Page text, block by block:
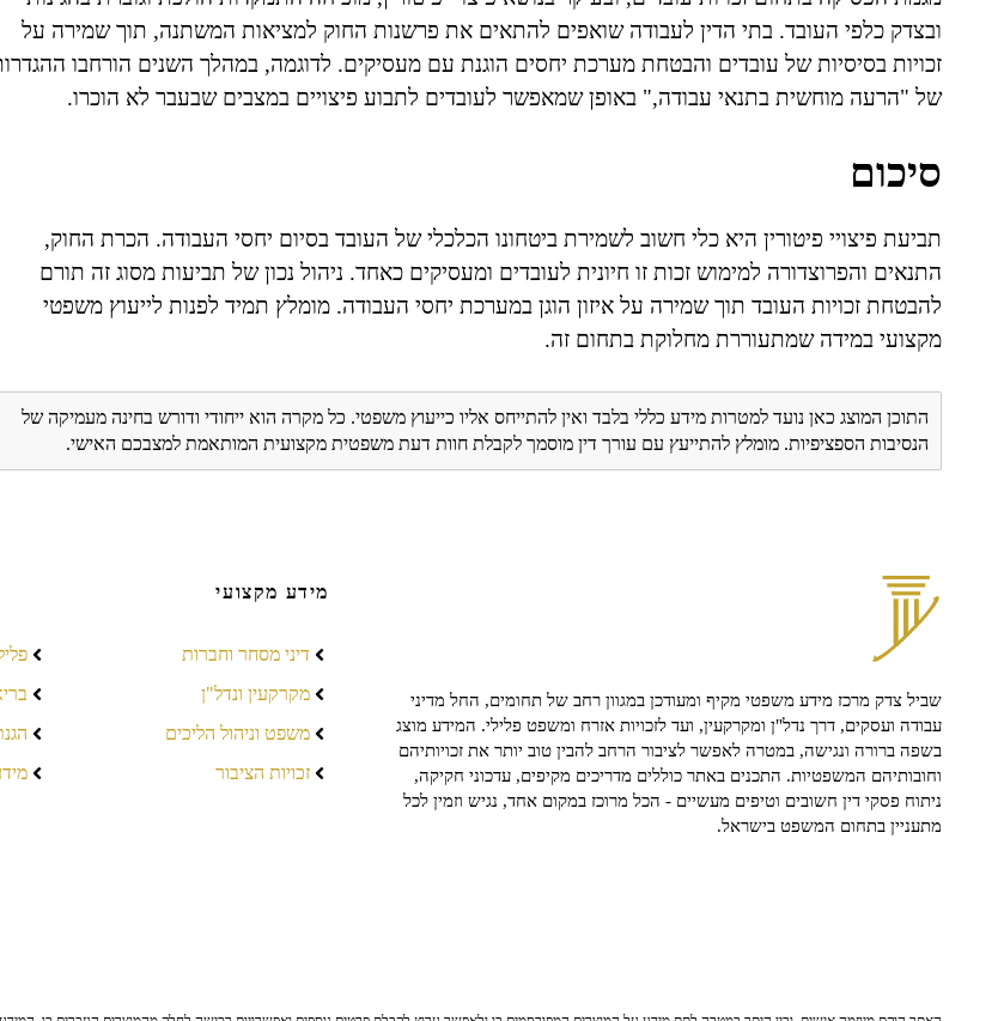
ובצדק כלפי העובד. בתי הדין לעבודה שואפים להתאים את פרשנות החוק למציאות המשתנה, תוך שמירה על
זכויות בסיסיות של עובדים והבטחת מערכת יחסים הוגנת עם מעסיקים. לדוגמה, במהלך השנים הורחבו
של "הרעה מוחשית בתנאי עבודה," באופן שמאפשר לעובדים לתבוע פיצויים במצבים שבעבר לא הוכרו.
סיכום
תביעת פיצויי פיטורין היא כלי חשוב לשמירת ביטחונו הכלכלי של העובד בסיום יחסי העבודה. הכרת החוק,
התנאים והפרוצדורה למימוש זכות זו חיונית לעובדים ומעסיקים כאחד. ניהול נכון של תביעות מסוג זה תורם
להבטחת זכויות העובד תוך שמירה על איזון הוגן במערכת יחסי העבודה. מומלץ תמיד לפנות לייעוץ משפטי
מקצועי במידה שמתעוררת מחלוקת בתחום זה.
התוכן המוצג כאן נועד למטרות מידע כללי בלבד ואין להתייחס אליו כייעוץ משפטי. כל מקרה הוא ייחודי ודורש בחינה מעמיקה של
הנסיבות הספציפיות. מומלץ להתייעץ עם עורך דין מוסמך לקבלת חוות דעת משפטית מקצועית המותאמת למצבכם האישי.
שביל צדק מרכז מידע משפטי מקיף ומעודכן במגוון רחב של תחומים, החל מדיני
עבודה ועסקים, דרך נדל"ן ומקרקעין, ועד לזכויות אזרח ומשפט פלילי. המידע מוצג
בשפה ברורה ונגישה, במטרה לאפשר לציבור הרחב להבין טוב יותר את זכויותיהם
וחובותיהם המשפטיות. התכנים באתר כוללים מדריכים מקיפים, עדכוני חקיקה,
ניתוח פסקי דין חשובים וטיפים מעשיים - הכל מרוכז במקום אחד, נגיש וזמין לכל
מתעניין בתחום המשפט בישראל.
מידע מקצועי
דיני מסחר וחברות
מקרקעין ונדל"ן
משפט וניהול הליכים
זכויות הציבור